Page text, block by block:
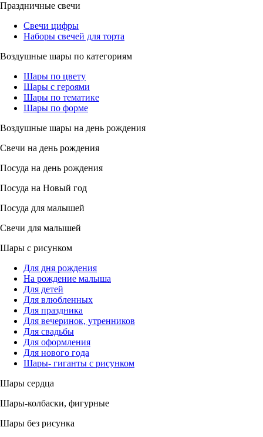
Праздничные свечи
Свечи цифры
Наборы свечей для торта
Воздушные шары по категориям
Шары по цвету
Шары с героями
Шары по тематике
Шары по форме
Воздушные шары на день рождения
Свечи на день рождения
Посуда на день рождения
Посуда на Новый год
Посуда для малышей
Свечи для малышей
Шары с рисунком
Для дня рождения
На рождение малыша
Для детей
Для влюбленных
Для праздника
Для вечеринок, утренников
Для свадьбы
Для оформления
Для нового года
Шары- гиганты с рисунком
Шары сердца
Шары-колбаски, фигурные
Шары без рисунка